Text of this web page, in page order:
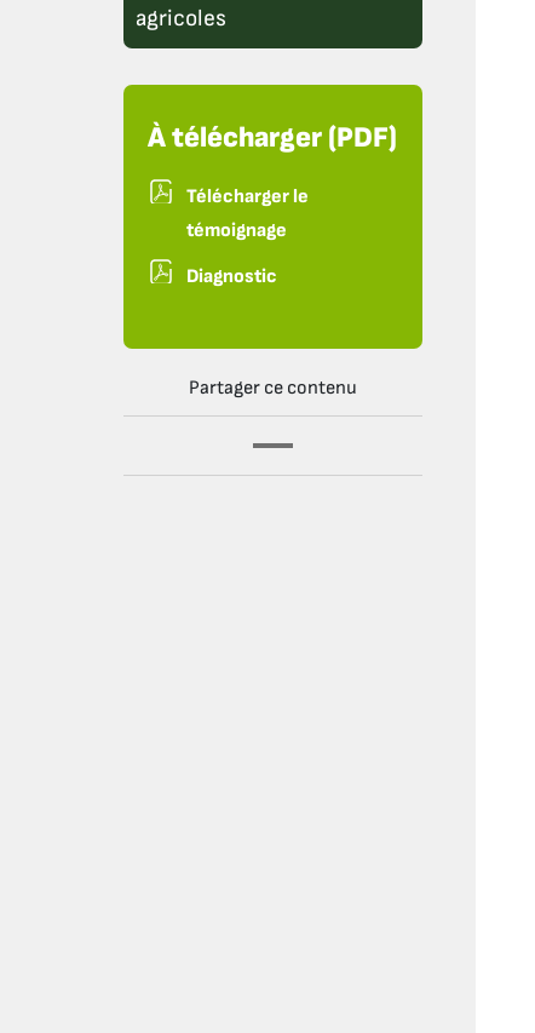
agricoles
À télécharger (PDF)
Télécharger le
témoignage
Diagnostic
Partager ce contenu